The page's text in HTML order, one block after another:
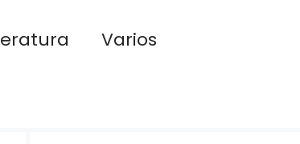
Varios